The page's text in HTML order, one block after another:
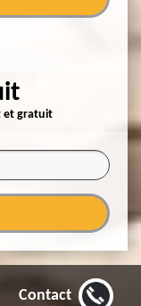
et gratuit
Contact